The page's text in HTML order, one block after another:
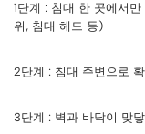
1단계 : 침대 한 곳에서
위, 침대 헤드 등)
2단계 : 침대 주변으로
3단계 : 벽과 바닥이 맞